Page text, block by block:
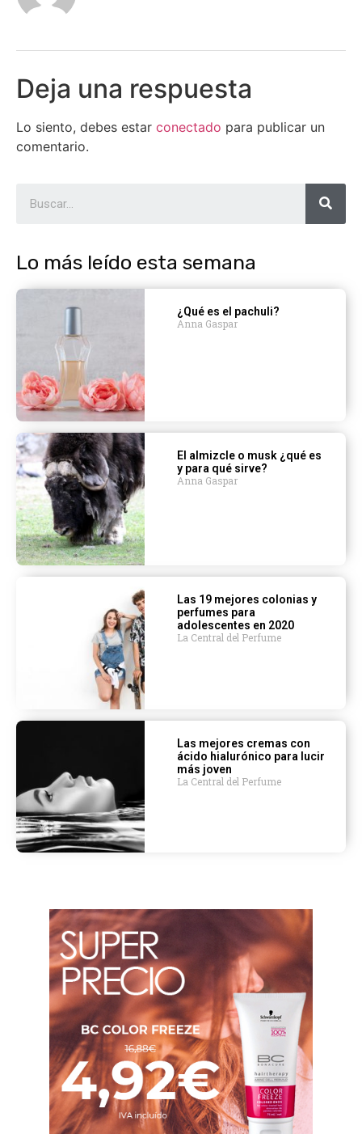
Deja una respuesta
Lo siento, debes estar conectado para publicar un
comentario.
Lo más leído esta semana
¿Qué es el pachuli?
Anna Gaspar
El almizcle o musk ¿qué es
y para qué sirve?
Anna Gaspar
Las 19 mejores colonias y
perfumes para
adolescentes en 2020
La Central del Perfume
Las mejores cremas con
ácido hialurónico para lucir
más joven
La Central del Perfume